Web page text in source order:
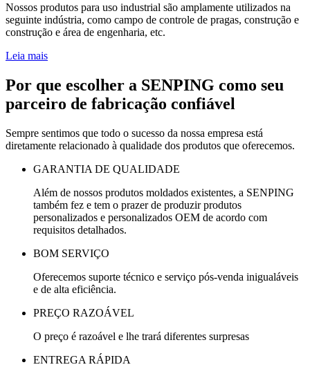
Nossos produtos para uso industrial são amplamente utilizados na
seguinte indústria, como campo de controle de pragas, construção e
construção e área de engenharia, etc.
Leia mais
Por que escolher a SENPING como seu
parceiro de fabricação confiável
Sempre sentimos que todo o sucesso da nossa empresa está
diretamente relacionado à qualidade dos produtos que oferecemos.
GARANTIA DE QUALIDADE
Além de nossos produtos moldados existentes, a SENPING
também fez e tem o prazer de produzir produtos
personalizados e personalizados OEM de acordo com
requisitos detalhados.
BOM SERVIÇO
Oferecemos suporte técnico e serviço pós-venda inigualáveis ​​
e de alta eficiência.
PREÇO RAZOÁVEL
O preço é razoável e lhe trará diferentes surpresas
ENTREGA RÁPIDA